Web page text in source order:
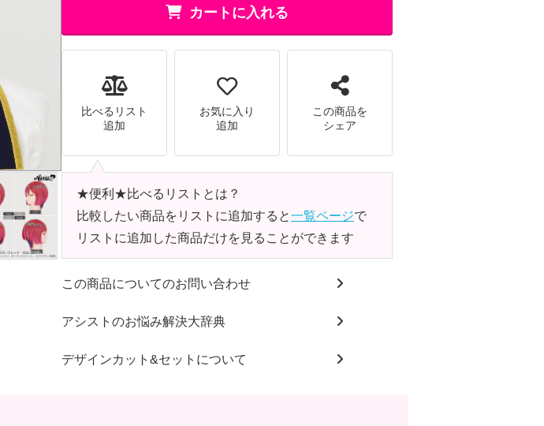
カートに入れる
比べるリスト
追加
お気に入り
追加
この商品を
シェア
★便利★比べるリストとは？
比較したい商品をリストに追加すると一覧ページで
リストに追加した商品だけを見ることができます
この商品についてのお問い合わせ
アシストのお悩み解決大辞典
デザインカット&セットについて